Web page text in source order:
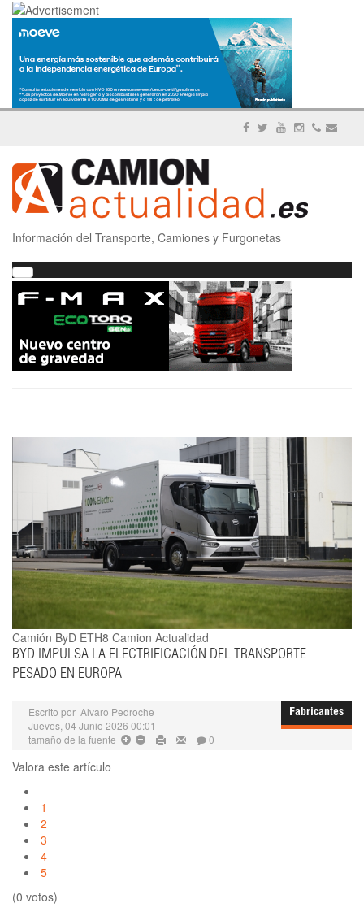
Información del Transporte, Camiones y Furgonetas
Camión ByD ETH8 Camion Actualidad
BYD IMPULSA LA ELECTRIFICACIÓN DEL TRANSPORTE
PESADO EN EUROPA
Fabricantes
Escrito por Alvaro Pedroche
Jueves, 04 Junio 2026 00:01
tamaño de la fuente
0
Valora este artículo
1
2
3
4
5
(0 votos)